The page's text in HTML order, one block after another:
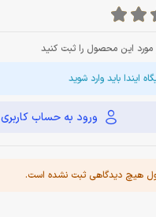
مورد این محصول را ثبت کنید
ایندا باید وارد شوید
ورود به حساب کاربری
هیچ دیدگاهی ثبت نشده است.